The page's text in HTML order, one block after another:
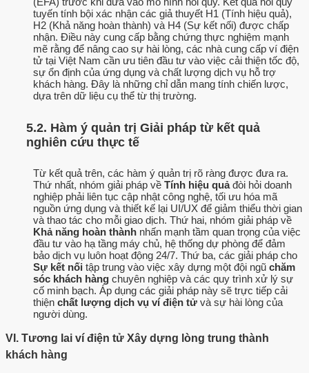
tuyến tính bội xác nhận các giả thuyết H1 (Tính hiệu quả),
H2 (Khả năng hoàn thành) và H4 (Sự kết nối) được chấp
nhận. Điều này cung cấp bằng chứng thực nghiệm mạnh
mẽ rằng để nâng cao sự hài lòng, các nhà cung cấp ví điện
tử tại Việt Nam cần ưu tiên đầu tư vào việc cải thiện tốc độ,
sự ổn định của ứng dụng và chất lượng dịch vụ hỗ trợ
khách hàng. Đây là những chỉ dẫn mang tính chiến lược,
dựa trên dữ liệu cụ thể từ thị trường.
5.2. Hàm ý quản trị Giải pháp từ kết quả
nghiên cứu thực tế
Từ kết quả trên, các hàm ý quản trị rõ ràng được đưa ra.
Thứ nhất, nhóm giải pháp về Tính hiệu quảđòi hỏi doanh
nghiệp phải liên tục cập nhật công nghệ, tối ưu hóa mã
nguồn ứng dụng và thiết kế lại UI/UX để giảm thiểu thời gian
và thao tác cho mỗi giao dịch. Thứ hai, nhóm giải pháp về
Khả năng hoàn thành nhấn mạnh tầm quan trọng của việc
đầu tư vào hạ tầng máy chủ, hệ thống dự phòng để đảm
bảo dịch vụ luôn hoạt động 24/7. Thứ ba, các giải pháp cho
Sự kết nối tập trung vào việc xây dựng một đội ngũ chăm
sóc khách hàng chuyên nghiệp và các quy trình xử lý sự
cố minh bạch. Áp dụng các giải pháp này sẽ trực tiếp cải
thiện chất lượng dịch vụ ví điện tử và sự hài lòng của
người dùng.
VI. Tương lai ví điện tử Xây dựng lòng trung thành
khách hàng